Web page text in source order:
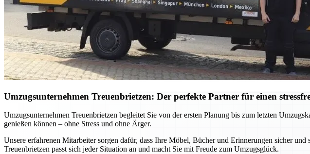
Umzugsunternehmen Treuenbrietzen: Der perfekte Partner für einen
Umzugsunternehmen Treuenbrietzen begleitet Sie von der ersten Planung bis zum letzten
genießen können – ohne Stress und ohne Ärger.
Unsere erfahrenen Mitarbeiter sorgen dafür, dass Ihre Möbel, Bücher und Erinnerungen sicher
Treuenbrietzen passt sich jeder Situation an und macht Sie mit Freude zum Umzugsglück.